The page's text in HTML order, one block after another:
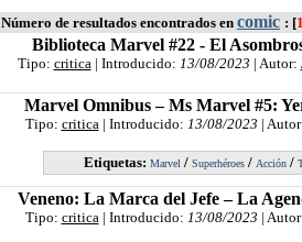
Número de resultados encontrados en comic : [
Biblioteca Marvel #22 - El
Tipo: critica| Introducido: 13/08/2023 | Autor:
Marvel Omnibus – Ms Marvel #5:
Tipo: critica| Introducido: 13/08/2023 |
Etiquetas: Marvel/ Superhéroes/ Acción/
Veneno: La Marca del Jefe – La
Tipo: critica| Introducido: 13/08/2023 |